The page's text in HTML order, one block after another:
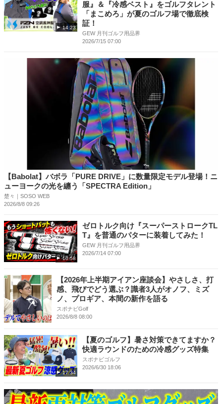
14:23
服』＆『冷感ベスト』をゴルフタレント
「まこめろ」が夏のゴルフ場で徹底検
証！
GEW 月刊ゴルフ用品界
2026/7/15 07:00
【Babolat】バボラ「PURE DRIVE」に数量限定モデル登場！ニ
ューヨークの光を纏う「SPECTRA Edition」
楚々｜SOSO WEB
2026/8/8 09:26
10:58
ゼロトルク向け『スーパーストロークTL
T』を普通のパターに装着してみた！
GEW 月刊ゴルフ用品界
2026/7/14 07:00
【2026年上半期アイアン座談会】やさしさ、打
感、飛びでどう選ぶ？識者3人がオノフ、ミズ
ノ、プロギア、本間の新作を語る
スポナビGolf
2026/8/8 08:00
17:34
【夏のゴルフ】暑さ対策できてますか？
快適ラウンドのための冷感グッズ特集
スポナビゴルフ
2026/6/30 18:06